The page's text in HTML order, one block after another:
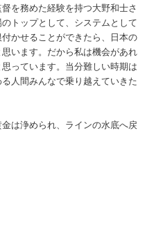
を務めた経験を持つ大野和士さ
トップとして、システムとして
かせることができたら、日本の
います。だから私は機会があれ
っています。当分難しい時期は
人間みんなで乗り越えていきた
は浄められ、ラインの水底へ戻